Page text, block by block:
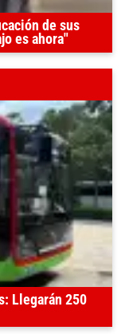
de sus
es ahora"
Llegarán 250